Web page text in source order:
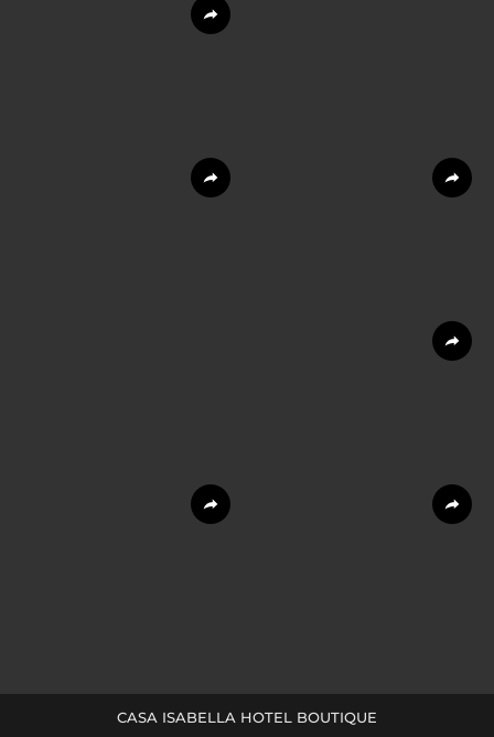
CASA ISABELLA HOTEL BOUTIQUE